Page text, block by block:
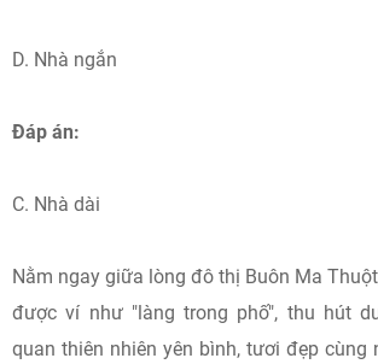
D. Nhà ngắn
Đáp án:
C. Nhà dài
Nằm ngay giữa lòng đô thị Buôn Ma
được ví như "làng trong phố", thu hút
quan thiên nhiên yên bình, tươi đẹp cùng